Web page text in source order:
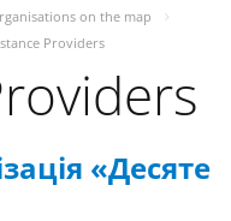
on the map
Providers
«Десяте